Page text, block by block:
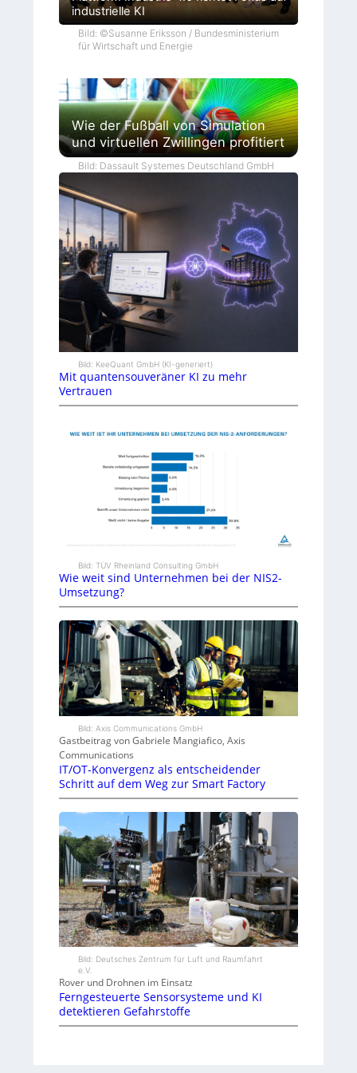
industrielle KI
Bild: ©Susanne Eriksson / Bundesministerium
für Wirtschaft und Energie
Wie der Fußball von Simulation
und virtuellen Zwillingen profitiert
Bild: Dassault Systemes Deutschland GmbH
Bild: KeeQuant GmbH (KI-generiert)
Mit quantensouveräner KI zu mehr
Vertrauen
Bild: TÜV Rheinland Consulting GmbH
Wie weit sind Unternehmen bei der NIS2-
Umsetzung?
Bild: Axis Communications GmbH
Gastbeitrag von Gabriele Mangiafico, Axis
Communications
IT/OT-Konvergenz als entscheidender
Schritt auf dem Weg zur Smart Factory
Bild: Deutsches Zentrum für Luft und Raumfahrt
e.V.
Rover und Drohnen im Einsatz
Ferngesteuerte Sensorsysteme und KI
detektieren Gefahrstoffe